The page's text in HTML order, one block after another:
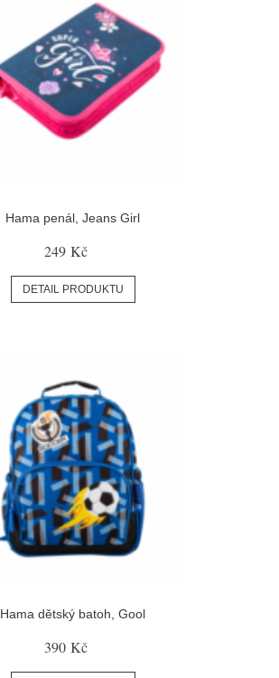
Hama penál, Jeans Girl
249 Kč
DETAIL PRODUKTU
Hama dětský batoh, Gool
390 Kč